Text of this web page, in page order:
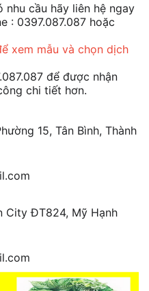
nhu cầu hãy liên hệ ngay
: 0397.087.087 hoặc
xem mẫu và chọn dịch
để được nhận
chi tiết hơn.
15, Tân Bình, Thành
City ĐT824, Mỹ Hạnh